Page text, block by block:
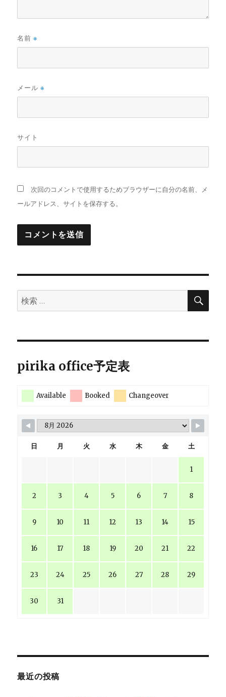
名前※
メール※
サイト
次回のコメントで使用するためブラウザーに自分の名前、メ
ールアドレス、サイトを保存する。
検
索:
検
pirika office予定表
Available Booked Changeover
日 月 火 水 木 金 土
1
2 3 4 5 6 7 8
9 10 11 12 13 14 15
16 17 18 19 20 21 22
23 24 25 26 27 28 29
30 31
最近の投稿